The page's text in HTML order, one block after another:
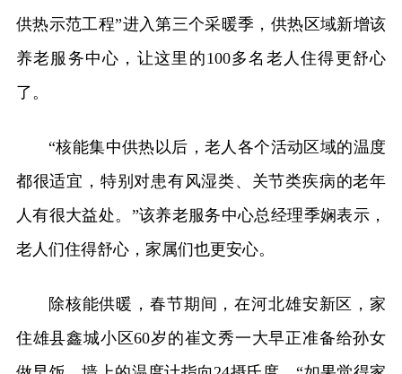
供热示范工程”进入第三个采暖季，供热区域新增该
养老服务中心，让这里的100多名老人住得更舒心
了。
“核能集中供热以后，老人各个活动区域的温度
都很适宜，特别对患有风湿类、关节类疾病的老年
人有很大益处。”该养老服务中心总经理季娴表示，
老人们住得舒心，家属们也更安心。
除核能供暖，春节期间，在河北雄安新区，家
住雄县鑫城小区60岁的崔文秀一大早正准备给孙女